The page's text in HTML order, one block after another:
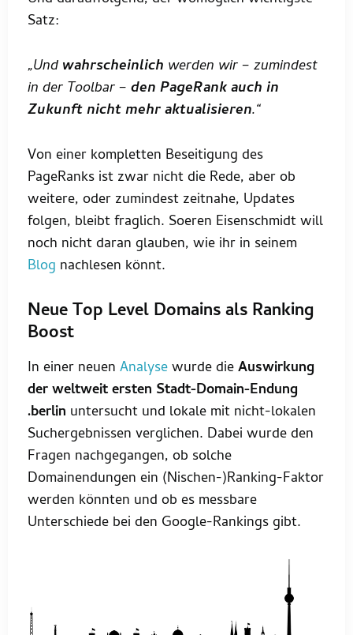
Satz:
„Und wahrscheinlich werden wir – zumindest
in der Toolbar – den PageRank auch in
Zukunft nicht mehr aktualisieren.“
Von einer kompletten Beseitigung des
PageRanks ist zwar nicht die Rede, aber ob
weitere, oder zumindest zeitnahe, Updates
folgen, bleibt fraglich. Soeren Eisenschmidt will
noch nicht daran glauben, wie ihr in seinem
Blog nachlesen könnt.
Neue Top Level Domains als Ranking
Boost
In einer neuen Analysewurde dieAuswirkung
der weltweit ersten Stadt-Domain-Endung
.berlin untersucht und lokale mit nicht-lokalen
Suchergebnissen verglichen. Dabei wurde den
Fragen nachgegangen, ob solche
Domainendungen ein (Nischen-)Ranking-Faktor
werden könnten und ob es messbare
Unterschiede bei den Google-Rankings gibt.